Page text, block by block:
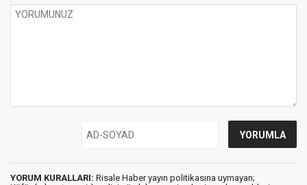
YORUM KURALLARI: Risale Haber yayın politikasına uymayan;